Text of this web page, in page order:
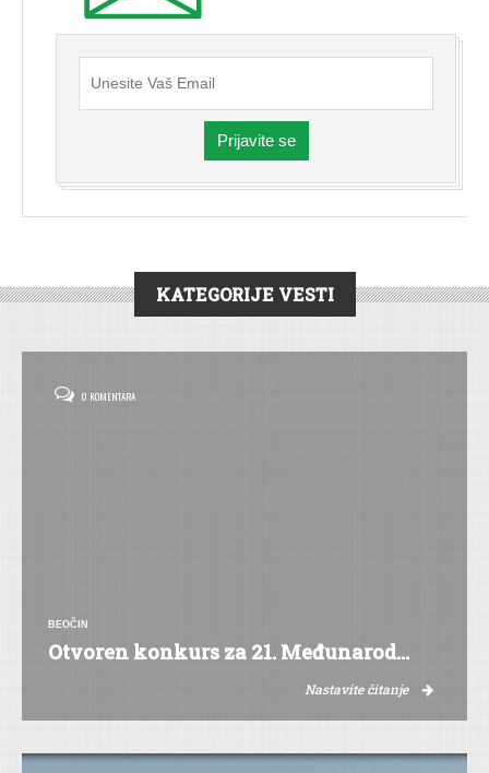
Prijavite se
KATEGORIJE VESTI
0 KOMENTARA
BEOČIN
Otvoren konkurs za 21. Međunarod...
Nastavite čitanje